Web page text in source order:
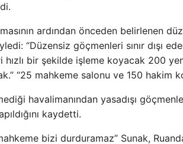
ardından önceden belirlenen
“Düzensiz göçmenleri sınır dışı
hızlı bir şekilde işleme koyacak 200
“25 mahkeme salonu ve 150 hakim
havalimanından yasadışı
kaydetti.
bizi durduramaz” Sunak,